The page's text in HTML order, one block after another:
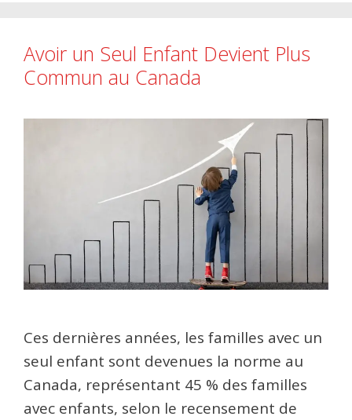
Avoir un Seul Enfant Devient Plus
Commun au Canada
Ces dernières années, les familles avec un
seul enfant sont devenues la norme au
Canada, représentant 45 % des familles
avec enfants, selon le recensement de